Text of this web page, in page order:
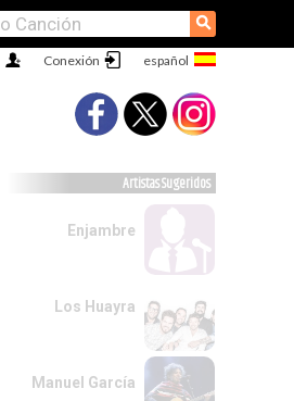
⚲
Conexión
Artistas Sugeridos
Enjambre
Los Huayra
Manuel García